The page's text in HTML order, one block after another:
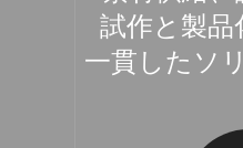
試作と製
一貫したソ